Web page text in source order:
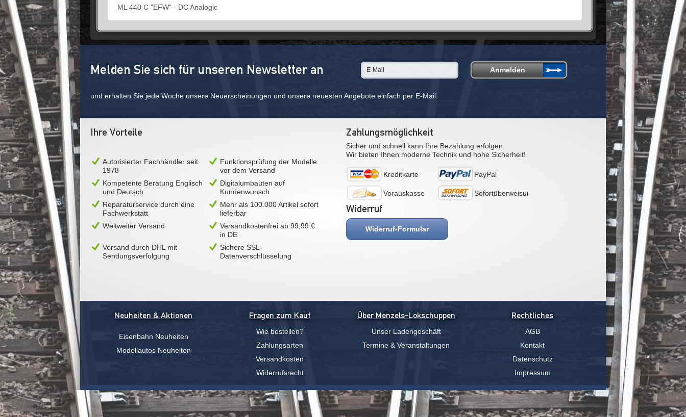
ML 440 C "EFW" - DC Analogic
Melden Sie sich für unseren Newsletter an
und erhalten Sie jede Woche unsere Neuerscheinungen und unsere neuesten Angebote einfach per E-Mail.
Ihre Vorteile
Autorisierter Fachhändler seit
1978
Funktionsprüfung der Modelle
vor dem Versand
Kompetente Beratung Englisch
und Deutsch
Digitalumbauten auf
Kundenwunsch
Reparaturservice durch eine
Fachwerkstatt
Mehr als 100.000 Artikel sofort
lieferbar
Weltweiter Versand
Versandkostenfrei ab 99,99 €
in DE
Versand durch DHL mit
Sendungsverfolgung
Sichere SSL-
Datenverschlüsselung
Zahlungsmöglichkeit
Sicher und schnell kann Ihre Bezahlung erfolgen.
Wir bieten Ihnen moderne Technik und hohe Sicherheit!
Kreditkarte PayPal
Vorauskasse Sofortüberweisung
Widerruf
Widerruf-Formular
Neuheiten & Aktionen
Eisenbahn Neuheiten
Modellautos Neuheiten
Fragen zum Kauf
Wie bestellen?
Zahlungsarten
Versandkosten
Widerrufsrecht
Über Menzels-Lokschuppen
Unser Ladengeschäft
Termine & Veranstaltungen
Rechtliches
AGB
Kontakt
Datenschutz
Impressum